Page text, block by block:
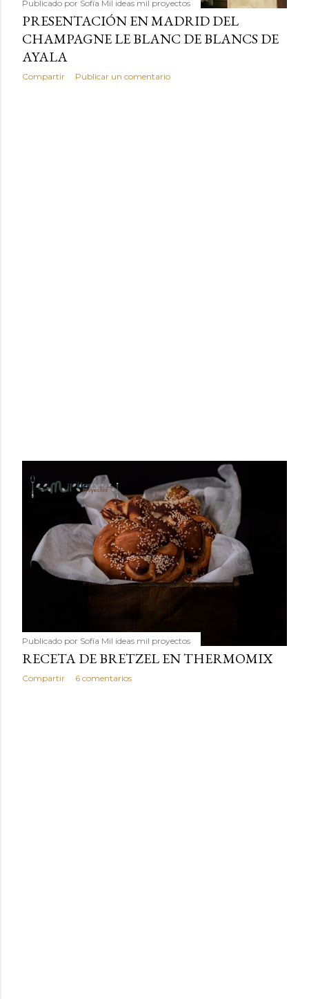
Publicado por Sofía Mil ideas mil proyectos
PRESENTACIÓN EN MADRID DEL
CHAMPAGNE LE BLANC DE BLANCS DE
AYALA
Compartir Publicar un comentario
Publicado por Sofía Mil ideas mil proyectos
RECETA DE BRETZEL EN THERMOMIX
Compartir 6 comentarios